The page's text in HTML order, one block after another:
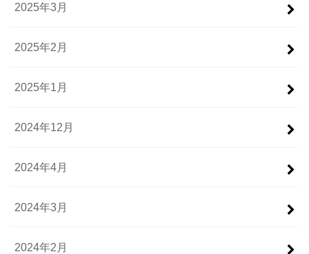
2025年3月
2025年2月
2025年1月
2024年12月
2024年4月
2024年3月
2024年2月